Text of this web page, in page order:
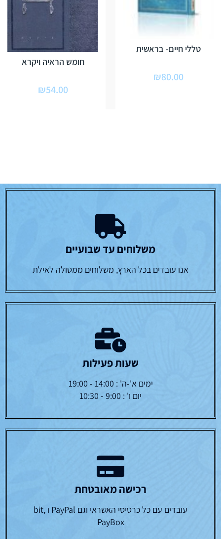
טללי חיים- בראשית
₪80.00
חומש הראיה ויקרא
₪54.00
משלוחים עד שבועיים
אנו עובדים בכל הארץ, משלוחים ממטולה לאילת
שעות פעילות
ימים א'-ה' : 14:00 - 19:00
יום ו' : 9:00 - 10:30
רכישה מאובטחת
עובדים עם כל כרטיסי האשראי וגם PayPal ו bit,
PayBox